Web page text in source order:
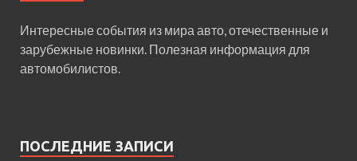
Интересные события из мира авто, отечественные и
зарубежные новинки. Полезная информация для
автомобилистов.
ПОСЛЕДНИЕ ЗАПИСИ